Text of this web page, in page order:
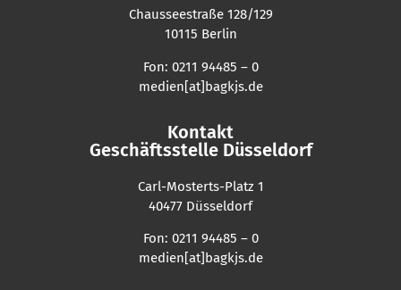
Kontakt
Geschäftsstelle Düsseldorf
Carl-Mosterts-Platz 1
40477 Düsseldorf
Fon: 0211 94485 – 0
medien[at]bagkjs.de
Chausseestraße 128/129
10115 Berlin
Fon: 0211 94485 – 0
medien[at]bagkjs.de